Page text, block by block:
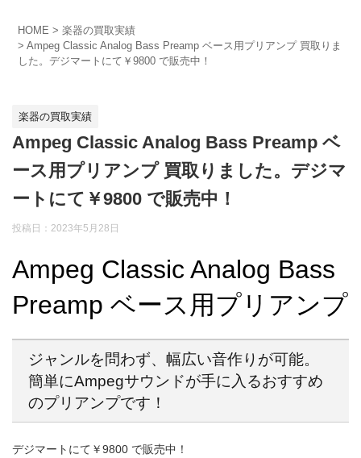
HOME
楽器の買取実績
Ampeg Classic Analog Bass Preamp ベース用プリアンプ 買取りま
した。デジマートにて￥9800 で販売中！
楽器の買取実績
Ampeg Classic Analog Bass Preamp ベ
ース用プリアンプ 買取りました。デジマ
ートにて￥9800 で販売中！
投稿日：2023年5月28日
Ampeg Classic Analog Bass
Preamp ベース用プリアンプ
ジャンルを問わず、幅広い音作りが可能。
簡単にAmpegサウンドが手に入るおすすめ
のプリアンプです！
デジマートにて￥9800 で販売中！